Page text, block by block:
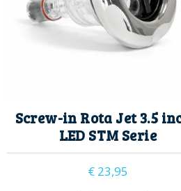
Screw-in Rota Jet 3.5
LED STM Serie
€23,95